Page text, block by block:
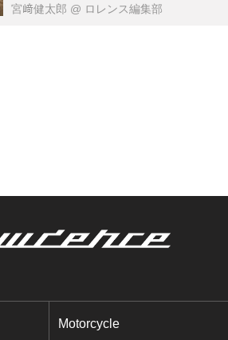
宮﨑健太郎 @ ロレンス編集部
Motorcycle